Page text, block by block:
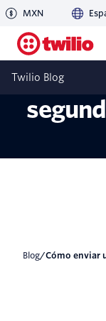
MXN
Twilio Blog
Cómo
de
blog/ Cómo enviar